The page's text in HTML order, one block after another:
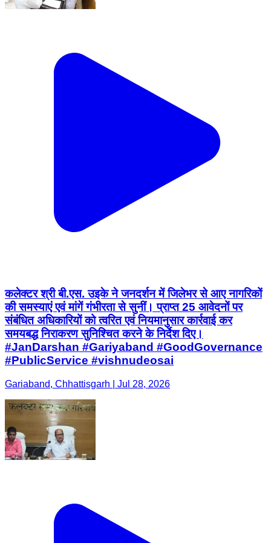
कलेक्टर श्री बी.एस. उइके ने जनदर्शन में जिलेभर से आए नागरिकों
की समस्याएं एवं मांगें गंभीरता से सुनीं। प्राप्त 25 आवेदनों पर
संबंधित अधिकारियों को त्वरित एवं नियमानुसार कार्रवाई कर
समयबद्ध निराकरण सुनिश्चित करने के निर्देश दिए।
#JanDarshan #Gariyaband #GoodGovernance
#PublicService #vishnudeosai
Gariaband, Chhattisgarh | Jul 28, 2026